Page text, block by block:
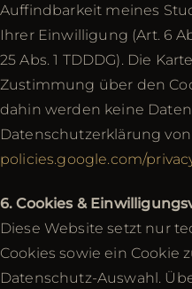
Auffindbarkeit meines
Ihrer Einwilligung (Art. 6
25 Abs. 1 TDDDG). Die
Zustimmung über den
dahin werden keine
Datenschutzerklärung
policies.google.com/
6. Cookies &
Diese Website setzt nur
Cookies sowie ein Cookie
Datenschutz-Auswahl.